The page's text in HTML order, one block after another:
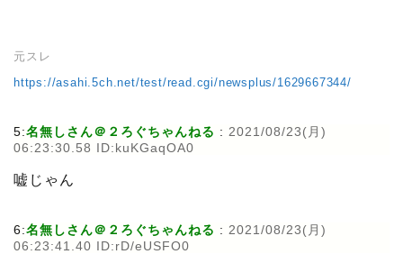
元スレ
https://asahi.5ch.net/test/read.cgi/newsplus/1629667344/
5:名無しさん＠２ろぐちゃんねる : 2021/08/23(月)
06:23:30.58 ID:kuKGaqOA0
嘘じゃん
6:名無しさん＠２ろぐちゃんねる : 2021/08/23(月)
06:23:41.40 ID:rD/eUSFO0